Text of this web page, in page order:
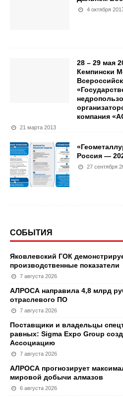
4 октября
28 – 29 мая
Кемпински
компания
21 марта 2013
Россия —
27 сентября
СОБЫТИЯ
Яковлевский ГОК
производственные показатели
7 августа 2026
АЛРОСА направила 4,8 млрд
отраслевого ПО
7 августа 2026
Поставщики и владельцы
равных: Sigma Expo Group
Ассоциацию
7 августа 2026
АЛРОСА прогнозирует
мировой добычи алмазов
6 августа 2026